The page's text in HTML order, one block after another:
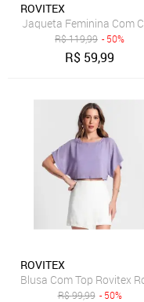
ROVITEX
Jaqueta Feminina Com
R$119,99 - 50%
R$ 59,99
ROVITEX
Blusa Com Top Rovitex
R$99,99 - 50%